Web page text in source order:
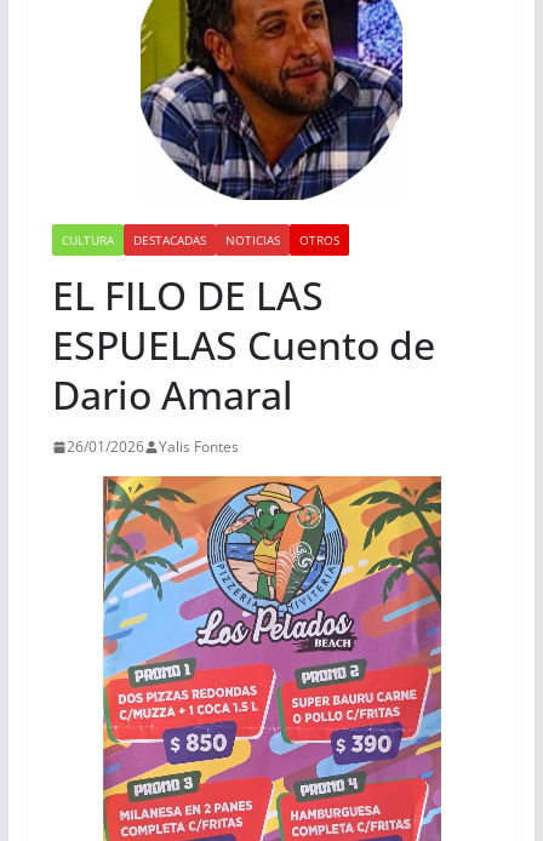
CULTURA DESTACADAS NOTICIAS OTROS
EL FILO DE LAS
ESPUELAS Cuento de
Dario Amaral
26/01/2026 Yalis Fontes